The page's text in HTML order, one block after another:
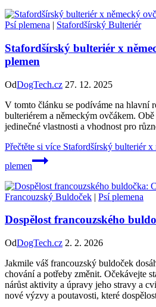
Psí plemena | Stafordšírský Bulteriér
Stafordšírský bulteriér x
plemen
OdDogTech.cz 27. 12. 2025
V tomto článku se podíváme na hlavní
bulteriérem a německým ovčákem.
jedinečné vlastnosti a vhodnost pro
Přečtěte si více Stafordšírský bulteriér
plemen
Francouzský Buldoček | Psí plemena
Dospělost francouzského
OdDogTech.cz 2. 2. 2026
Jakmile váš francouzský buldoček
chování a potřeby změnit. Očekávejte
nárůst aktivity a úpravy jeho stravy a
nové výzvy a poutavosti, které